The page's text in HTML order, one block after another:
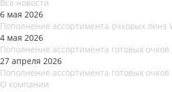
Все новости
6 мая 2026
Пополнение ассортимента очковых линз
4 мая 2026
Пополнение ассортимента готовых
27 апреля 2026
Пополнение ассортимента готовых
О компании